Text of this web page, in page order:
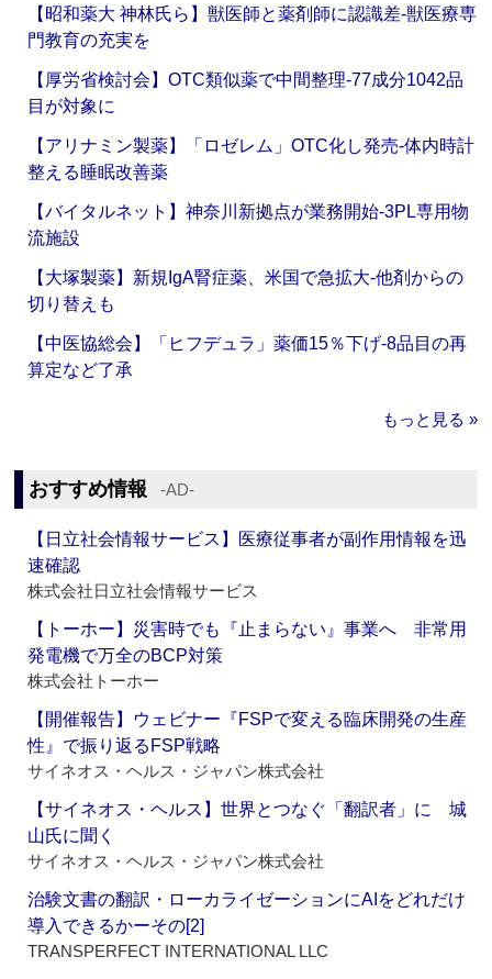
【昭和薬大 神林氏ら】獣医師と薬剤師に認識差‐獣医療専
門教育の充実を
【厚労省検討会】OTC類似薬で中間整理‐77成分1042品
目が対象に
【アリナミン製薬】「ロゼレム」OTC化し発売‐体内時計
整える睡眠改善薬
【バイタルネット】神奈川新拠点が業務開始‐3PL専用物
流施設
【大塚製薬】新規IgA腎症薬、米国で急拡大‐他剤からの
切り替えも
【中医協総会】「ヒフデュラ」薬価15％下げ‐8品目の再
算定など了承
もっと見る »
おすすめ情報 ‐AD‐
【日立社会情報サービス】医療従事者が副作用情報を迅
速確認
株式会社日立社会情報サービス
【トーホー】災害時でも『止まらない』事業へ 非常用
発電機で万全のBCP対策
株式会社トーホー
【開催報告】ウェビナー『FSPで変える臨床開発の生産
性』で振り返るFSP戦略
サイネオス・ヘルス・ジャパン株式会社
【サイネオス・ヘルス】世界とつなぐ「翻訳者」に 城
山氏に聞く
サイネオス・ヘルス・ジャパン株式会社
治験文書の翻訳・ローカライゼーションにAIをどれだけ
導入できるかーその[2]
TRANSPERFECT INTERNATIONAL LLC